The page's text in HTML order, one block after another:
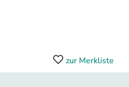
zur Merkliste